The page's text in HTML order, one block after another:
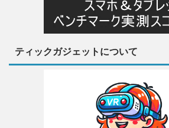
ティックガジェットについて